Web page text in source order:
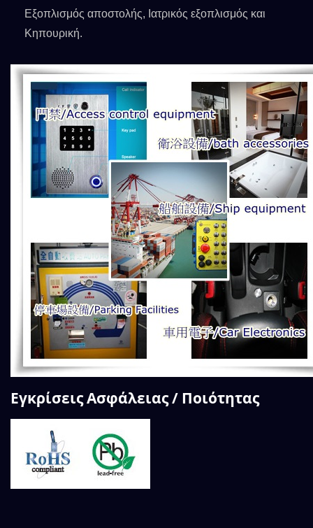
Εξοπλισμός αποστολής, Ιατρικός εξοπλισμός και
Κηπουρική.
Εγκρίσεις Ασφάλειας / Ποιότητας